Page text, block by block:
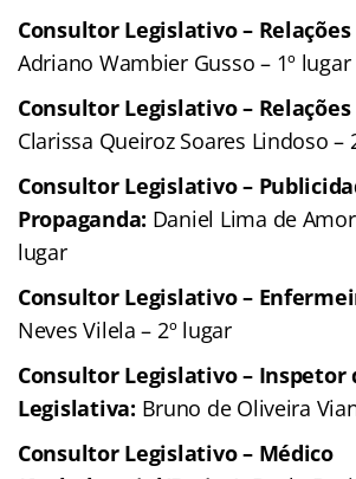
Consultor Legislativo – Relações
Adriano Wambier Gusso – 1º lugar
Consultor Legislativo – Relações
Clarissa Queiroz Soares Lindoso –
Consultor Legislativo –
Propaganda: Daniel Lima de
lugar
Consultor Legislativo –
Neves Vilela – 2º lugar
Consultor Legislativo – Inspetor
Legislativa: Bruno de Oliveira
Consultor Legislativo – Médico